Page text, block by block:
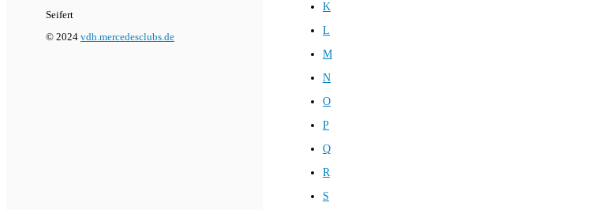
Seifert
© 2024 vdh.mercedesclubs.de
K
L
M
N
O
P
Q
R
S